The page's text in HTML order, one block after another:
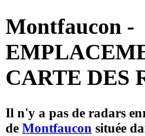
Montfaucon -
CARTE DES
Il n'y a pas de radars
de Montfaucon située